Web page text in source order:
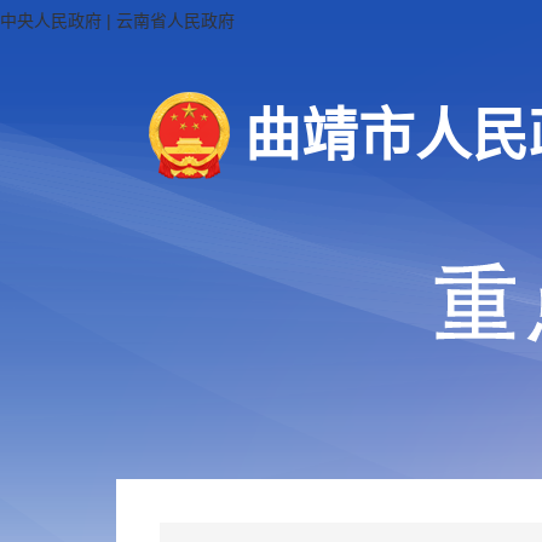
中央人民政府 | 云南省人民政府
曲靖市人